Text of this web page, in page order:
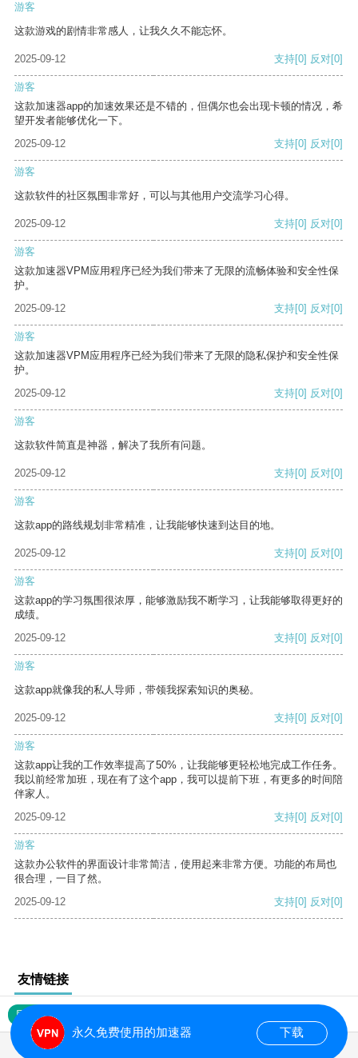
游客
这款游戏的剧情非常感人，让我久久不能忘怀。
2025-09-12 支持[0] 反对[0]
游客
这款加速器app的加速效果还是不错的，但偶尔也会出现卡顿的情况，希
望开发者能够优化一下。
2025-09-12
支持[0] 反对[0]
游客
这款软件的社区氛围非常好，可以与其他用户交流学习心得。
2025-09-12 支持[0] 反对[0]
游客
这款加速器VPM应用程序已经为我们带来了无限的流畅体验和安全性保
护。
2025-09-12
支持[0] 反对[0]
游客
这款加速器VPM应用程序已经为我们带来了无限的隐私保护和安全性保
护。
2025-09-12
支持[0] 反对[0]
游客
这款软件简直是神器，解决了我所有问题。
2025-09-12 支持[0] 反对[0]
游客
这款app的路线规划非常精准，让我能够快速到达目的地。
2025-09-12 支持[0] 反对[0]
游客
这款app的学习氛围很浓厚，能够激励我不断学习，让我能够取得更好的
成绩。
2025-09-12
支持[0] 反对[0]
游客
这款app就像我的私人导师，带领我探索知识的奥秘。
2025-09-12 支持[0] 反对[0]
游客
这款app让我的工作效率提高了50%，让我能够更轻松地完成工作任务。
我以前经常加班，现在有了这个app，我可以提前下班，有更多的时间陪
伴家人。
2025-09-12
支持[0] 反对[0]
游客
这款办公软件的界面设计非常简洁，使用起来非常方便。功能的布局也
很合理，一目了然。
2025-09-12
支持[0] 反对[0]
友情链接
网站地图
永久免费使用的加速器 下载